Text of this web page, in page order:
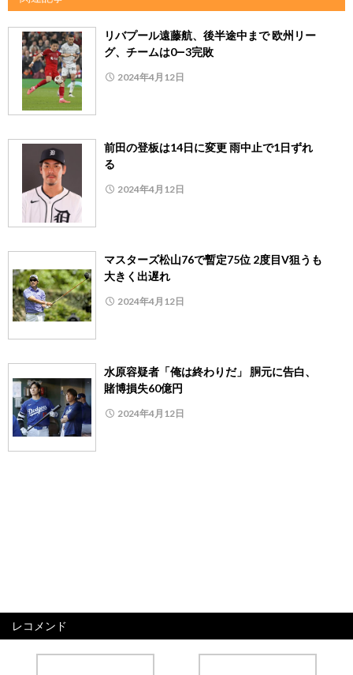
リバプール遠藤航、後半途中まで 欧州リー
グ、チームは0―3完敗
2024年4月12日
前田の登板は14日に変更 雨中止で1日ずれ
る
2024年4月12日
マスターズ松山76で暫定75位 2度目V狙うも
大きく出遅れ
2024年4月12日
水原容疑者「俺は終わりだ」 胴元に告白、
賭博損失60億円
2024年4月12日
レコメンド